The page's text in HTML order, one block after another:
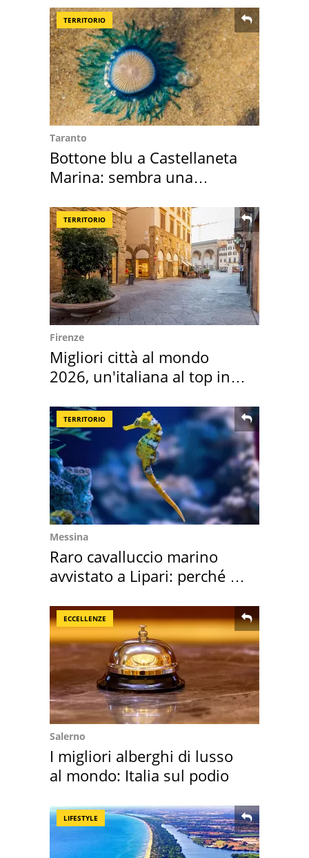
TERRITORIO
Taranto
Bottone blu a Castellaneta
Marina: sembra una
TERRITORIO
Firenze
Migliori città al mondo
2026, un'italiana al top in
TERRITORIO
Messina
Raro cavalluccio marino
avvistato a Lipari: perché è
ECCELLENZE
Salerno
I migliori alberghi di lusso
al mondo: Italia sul podio
LIFESTYLE